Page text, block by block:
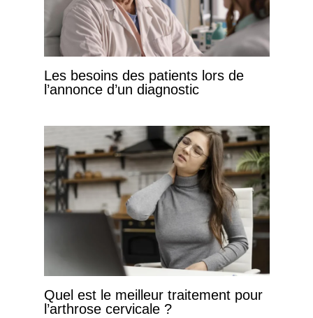
Les besoins des patients lors de
l’annonce d’un diagnostic
Quel est le meilleur traitement pour
l’arthrose cervicale ?